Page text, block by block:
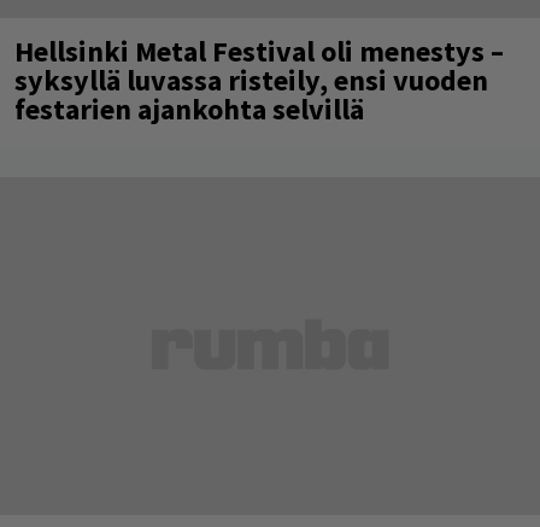
Hellsinki Metal Festival oli menestys –
syksyllä luvassa risteily, ensi vuoden
festarien ajankohta selvillä